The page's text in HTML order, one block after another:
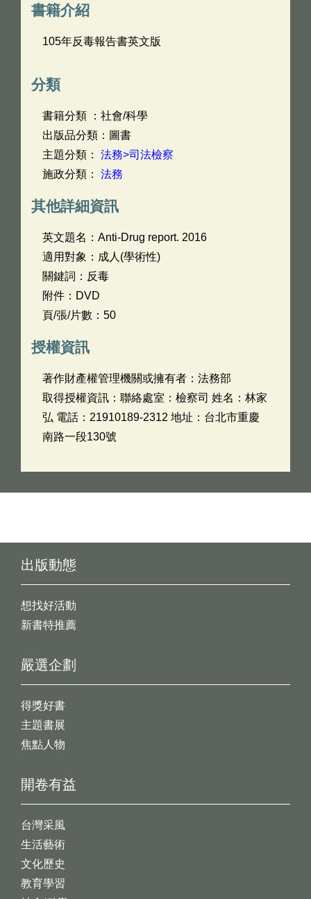
書籍介紹
105年反毒報告書英文版
分類
書籍分類 ：社會/科學
出版品分類：圖書
主題分類： 法務>司法檢察
施政分類： 法務
其他詳細資訊
英文題名： Anti-Drug report. 2016
適用對象：成人(學術性)
關鍵詞：反毒
附件：DVD
頁/張/片數：50
授權資訊
著作財產權管理機關或擁有者：法務部
取得授權資訊：聯絡處室：檢察司 姓名：林家
弘 電話：21910189-2312 地址：台北市重慶
南路一段130號
出版動態
想找好活動
新書特推薦
開卷有益
台灣采風
生活藝術
文化歷史
教育學習
嚴選企劃
得獎好書
主題書展
焦點人物